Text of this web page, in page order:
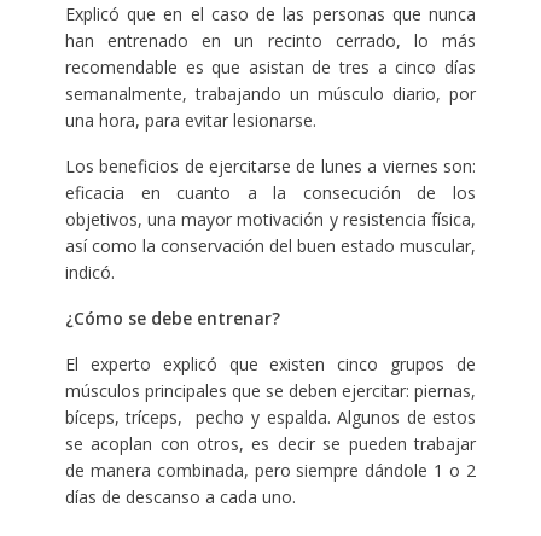
Explicó que en el caso de las personas que nunca
han entrenado en un recinto cerrado, lo más
recomendable es que asistan de tres a cinco días
semanalmente, trabajando un músculo diario, por
una hora, para evitar lesionarse.
Los beneficios de ejercitarse de lunes a viernes son:
eficacia en cuanto a la consecución de los
objetivos, una mayor motivación y resistencia física,
así como la conservación del buen estado muscular,
indicó.
¿Cómo se debe entrenar?
El experto explicó que existen cinco grupos de
músculos principales que se deben ejercitar: piernas,
bíceps, tríceps, pecho y espalda. Algunos de estos
se acoplan con otros, es decir se pueden trabajar
de manera combinada, pero siempre dándole 1 o 2
días de descanso a cada uno.